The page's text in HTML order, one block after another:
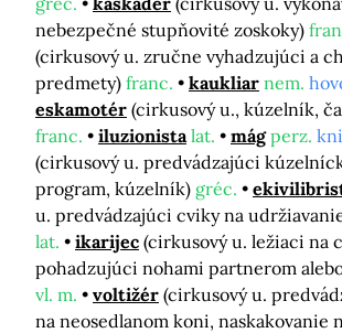
nebezpečné stupňovité zoskoky)
(cirkusový u. zručne vyhadzujúci a
predmety) franc. kaukliar nem.
eskamotér (cirkusový u., kúzelník,
franc.
iluzionista lat. mág perz.
(cirkusový u. predvádzajúci
program, kúzelník) gréc.
u. predvádzajúci cviky na
lat.
ikarijec (cirkusový u. ležiaci na
pohadzujúci nohami partnerom
vl. m.
voltižér (cirkusový u.
na neosedlanom koni, naskakovanie